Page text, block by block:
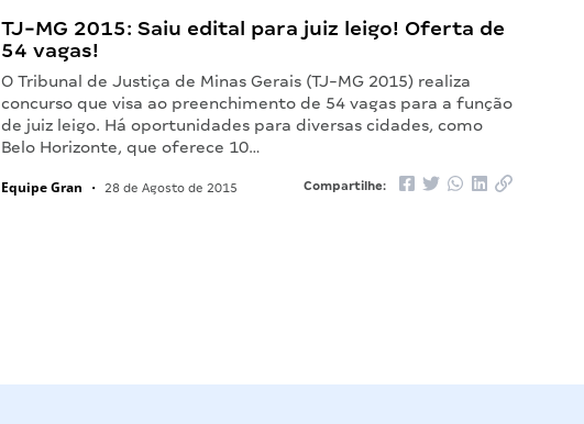
TJ-MG 2015: Saiu edital para juiz leigo! Oferta de
54 vagas!
O Tribunal de Justiça de Minas Gerais (TJ-MG 2015) realiza
concurso que visa ao preenchimento de 54 vagas para a função
de juiz leigo. Há oportunidades para diversas cidades, como
Belo Horizonte, que oferece 10…
Equipe Gran • 28 de Agosto de 2015 Compartilhe: